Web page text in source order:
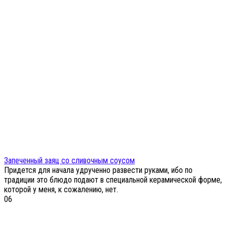
Запеченный заяц со сливочным соусом
Придется для начала удрученно развести руками, ибо по
традиции это блюдо подают в специальной керамической форме,
которой у меня, к сожалению, нет.
06